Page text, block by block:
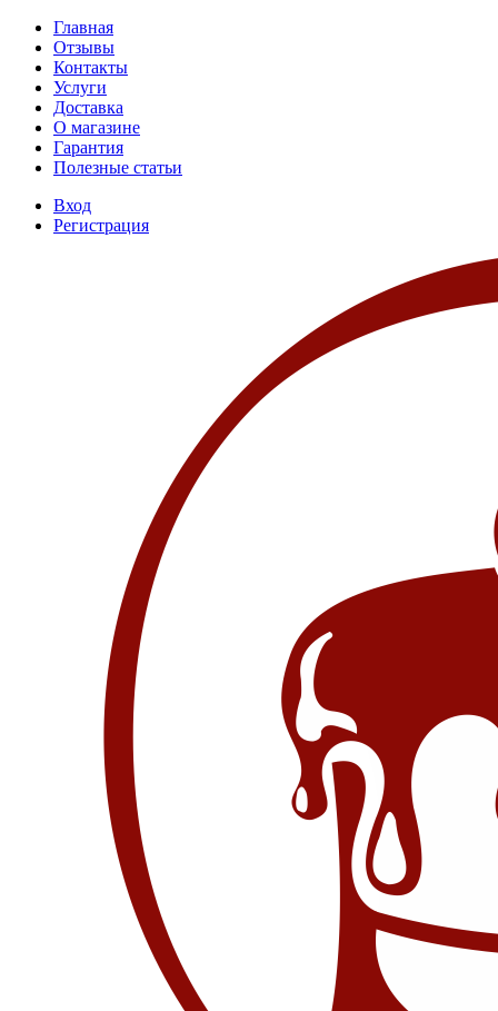
Главная
Отзывы
Контакты
Услуги
Доставка
О магазине
Гарантия
Полезные статьи
Вход
Регистрация